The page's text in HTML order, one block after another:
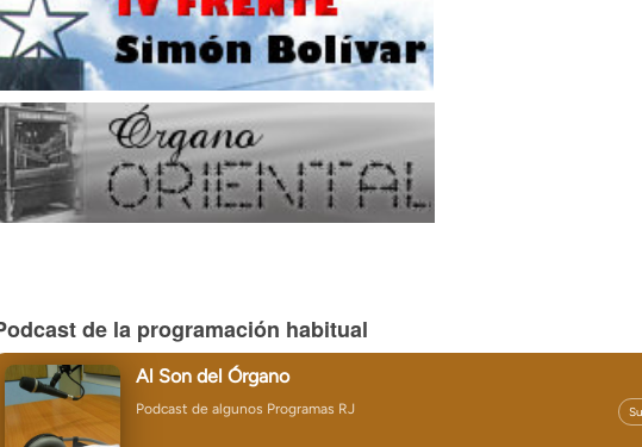
de la programación habitual